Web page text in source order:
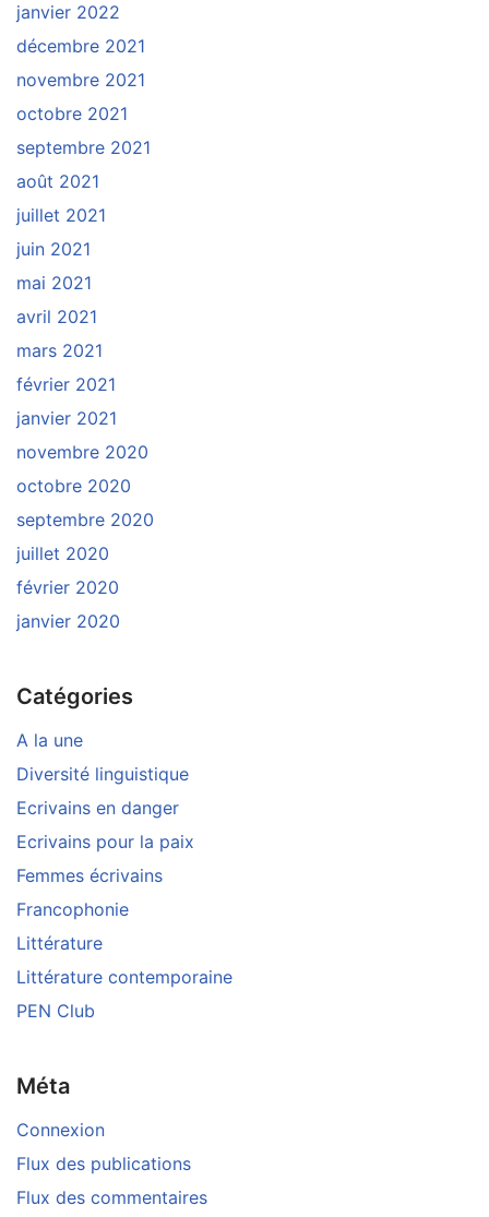
janvier 2022
décembre 2021
novembre 2021
octobre 2021
septembre 2021
août 2021
juillet 2021
juin 2021
mai 2021
avril 2021
mars 2021
février 2021
janvier 2021
novembre 2020
octobre 2020
septembre 2020
juillet 2020
février 2020
janvier 2020
Catégories
A la une
Diversité linguistique
Ecrivains en danger
Ecrivains pour la paix
Femmes écrivains
Francophonie
Littérature
Littérature contemporaine
PEN Club
Méta
Connexion
Flux des publications
Flux des commentaires